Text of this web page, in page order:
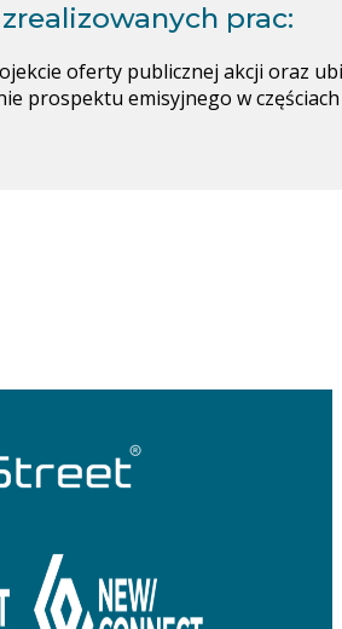
prac:
oferty publicznej akcji oraz
prospektu emisyjnego w